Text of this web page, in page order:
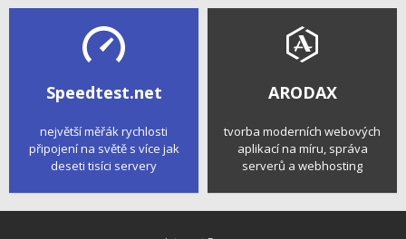
Speedtest.net
největší měřák rychlosti
připojení na světě s více jak
deseti tisíci servery
ARODAX
tvorba moderních webových
aplikací na míru, správa
serverů a webhosting